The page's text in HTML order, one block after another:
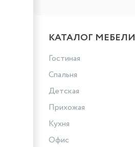
КАТАЛОГ МЕБЕЛИ
Гостиная
Спальня
Детская
Прихожая
Кухня
Офис